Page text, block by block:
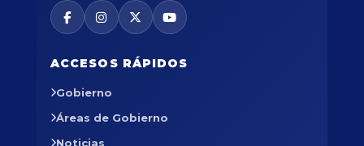
ACCESOS RÁPIDOS
Gobierno
Áreas de Gobierno
Noticias